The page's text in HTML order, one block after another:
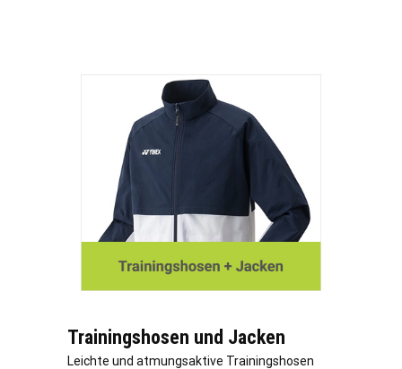
Trainingshosen und Jacken
Leichte und atmungsaktive Trainingshosen